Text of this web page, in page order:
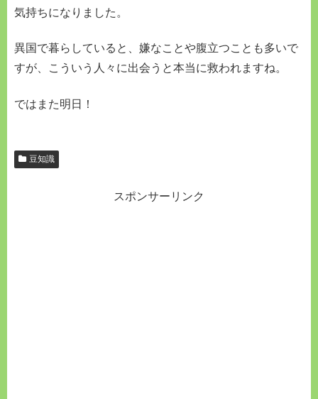
気持ちになりました。
異国で暮らしていると、嫌なことや腹立つことも多いで
すが、こういう人々に出会うと本当に救われますね。
ではまた明日！
豆知識
スポンサーリンク